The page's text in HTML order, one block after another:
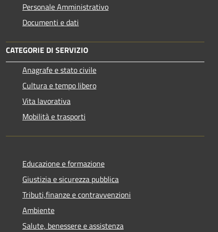
Personale Amministrativo
Documenti e dati
CATEGORIE DI SERVIZIO
Anagrafe e stato civile
Cultura e tempo libero
Vita lavorativa
Mobilità e trasporti
Educazione e formazione
Giustizia e sicurezza pubblica
Tributi,finanze e contravvenzioni
Ambiente
Salute, benessere e assistenza